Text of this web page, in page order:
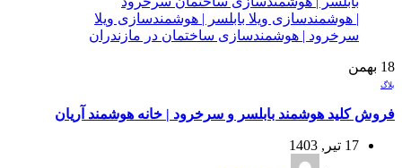
18 بهمن
بلاگ
فروش کلید هوشمند بابلسر و سرخرود | خانه هوشمند آریان
17 تیر, 1403